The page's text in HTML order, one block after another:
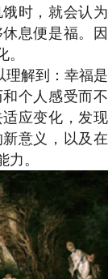
时，就会认为
息便是福。因
理解到：幸福是
个人感受而不
应变化，发现
意义，以及在
。